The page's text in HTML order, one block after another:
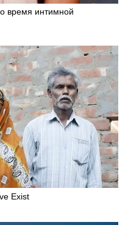
время интимной
Exist